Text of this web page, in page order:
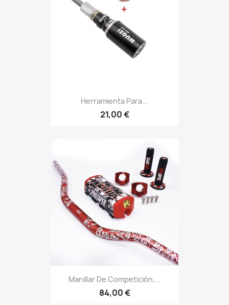
Herramienta Para...
21,00 €
Manillar De Competición,...
84,00 €